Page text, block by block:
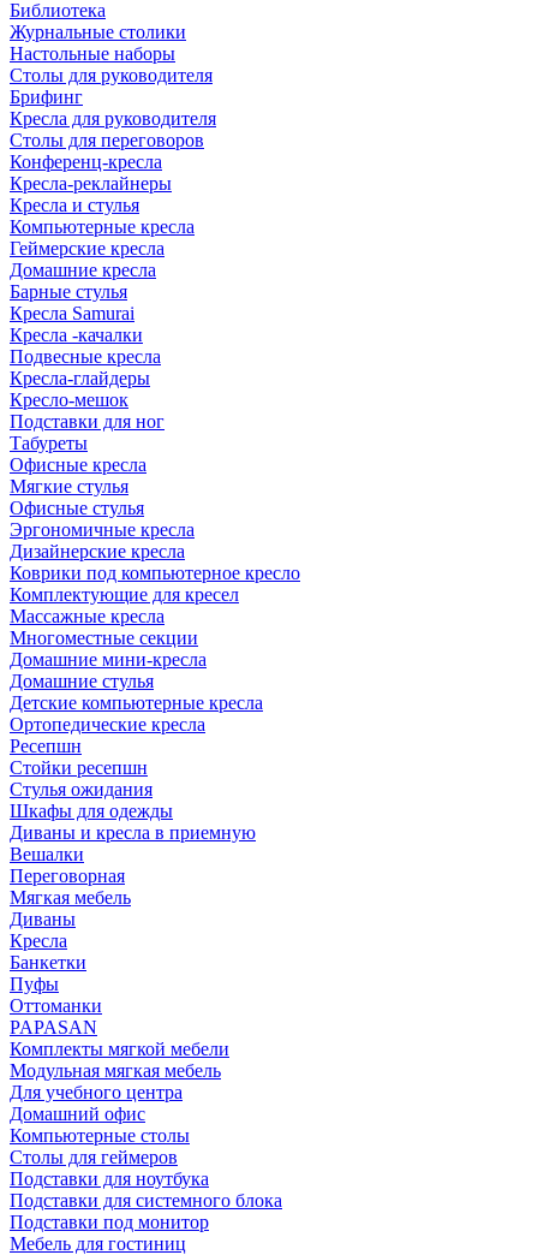
Библиотека
Журнальные столики
Настольные наборы
Столы для руководителя
Брифинг
Кресла для руководителя
Столы для переговоров
Конференц-кресла
Кресла-реклайнеры
Кресла и стулья
Компьютерные кресла
Геймерские кресла
Домашние кресла
Барные стулья
Кресла Samurai
Кресла -качалки
Подвесные кресла
Кресла-глайдеры
Кресло-мешок
Подставки для ног
Табуреты
Офисные кресла
Мягкие стулья
Офисные стулья
Эргономичные кресла
Дизайнерские кресла
Коврики под компьютерное кресло
Комплектующие для кресел
Массажные кресла
Многоместные секции
Домашние мини-кресла
Домашние стулья
Детские компьютерные кресла
Ортопедические кресла
Ресепшн
Стойки ресепшн
Стулья ожидания
Шкафы для одежды
Диваны и кресла в приемную
Вешалки
Переговорная
Мягкая мебель
Диваны
Кресла
Банкетки
Пуфы
Оттоманки
PAPASAN
Комплекты мягкой мебели
Модульная мягкая мебель
Для учебного центра
Домашний офис
Компьютерные столы
Столы для геймеров
Подставки для ноутбука
Подставки для системного блока
Подставки под монитор
Мебель для гостиниц